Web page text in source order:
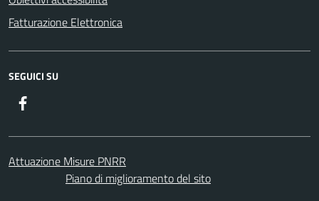
Fatturazione Elettronica
SEGUICI SU
Attuazione Misure PNRR
Piano di miglioramento del sito